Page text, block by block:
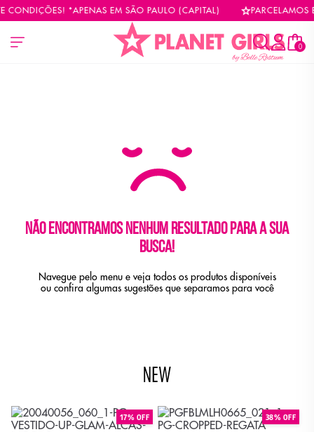
CONDIÇÕES! *APENAS EM SÃO PAULO (CAPITAL) PARCELAMOS
0
Não encontramos nenhum resultado para a sua
busca!
Navegue pelo menu e veja todos os produtos disponíveis
ou confira algumas sugestões que separamos para você
NEW
17% OFF 38% OFF